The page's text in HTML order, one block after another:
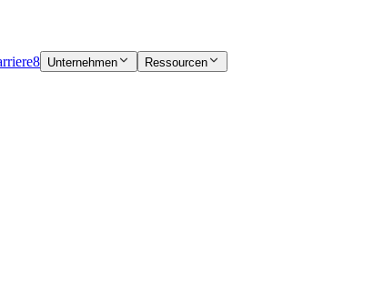
8 Unternehmen Ressourcen